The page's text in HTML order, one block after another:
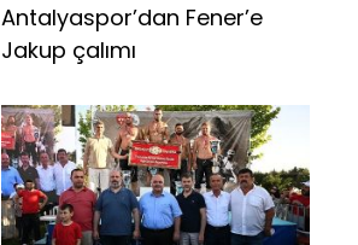
Antalyaspor’dan Fener’e
Jakup çalımı